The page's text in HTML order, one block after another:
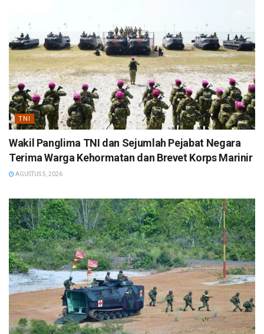
TNI
Wakil Panglima TNI dan Sejumlah Pejabat Negara
Terima Warga Kehormatan dan Brevet Korps Marinir
AGUSTUS 5, 2026